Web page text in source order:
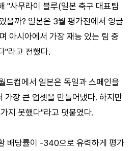
"사무라이 블루(일본 축구 대표팀
을까? 일본은 3월 평가전에서 잉글
아시아에서 가장 재능 있는 팀 중
"라고 전했다.
드컵에서 일본은 독일과 스페인을
가장 큰 업셋을 만들어냈다. 하지만
지 못했다"라고 덧붙였다.
배당률이 -340으로 유력하게 평가